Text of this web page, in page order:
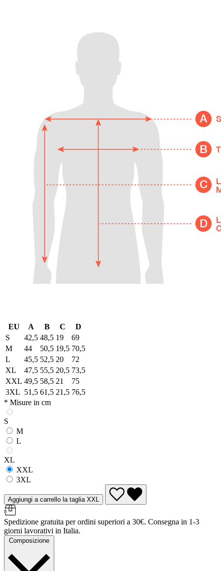
EU A B C
D
S
42,5 48,5 19
69
M
44 50,5 19,5 70,5
L
45,5 52,5 20
72
XL
47,5 55,5 20,5 73,5
XXL 49,5 58,5 21
75
3XL 51,5 61,5 21,5 76,5
* Misure in cm
S
M
L
XL
XXL
3XL
Aggiungi a carrello la taglia XXL
Spedizione gratuita per ordini superiori a 30€. Consegna in 1-3
giorni lavorativi in Italia.
Composizione